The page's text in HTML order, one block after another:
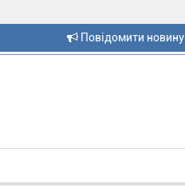
Повідомити новину